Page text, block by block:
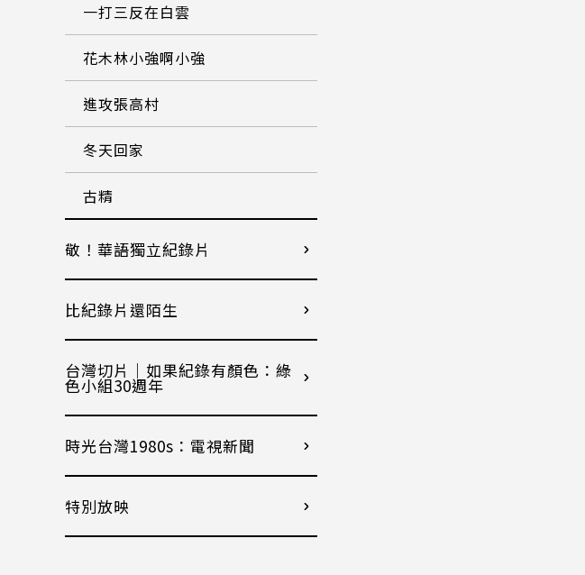
一打三反在白雲
花木林小強啊小強
進攻張高村
冬天回家
古精
敬！華語獨立紀錄片
比紀錄片還陌生
台灣切片｜如果紀錄有顏色：綠
色小組30週年
時光台灣1980s：電視新聞
特別放映